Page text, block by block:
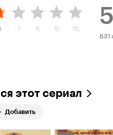
7 8 9 10
631
этот сериал
Добавить